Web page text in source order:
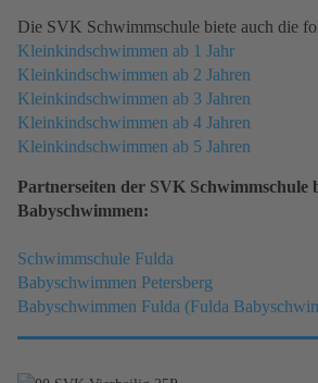
Die SVK Schwimmschule biete auch die
Kleinkindschwimmen ab 1 Jahr
Kleinkindschwimmen ab 2 Jahren
Kleinkindschwimmen ab 3 Jahren
Kleinkindschwimmen ab 4 Jahren
Kleinkindschwimmen ab 5 Jahren
Partnerseiten der SVK Schwimmschule
Babyschwimmen:
Schwimmschule Fulda
Babyschwimmen Petersberg
Babyschwimmen Fulda (Fulda